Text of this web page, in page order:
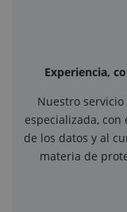
Experiencia,
Nuestro
especializada,
de los datos y al
materia de